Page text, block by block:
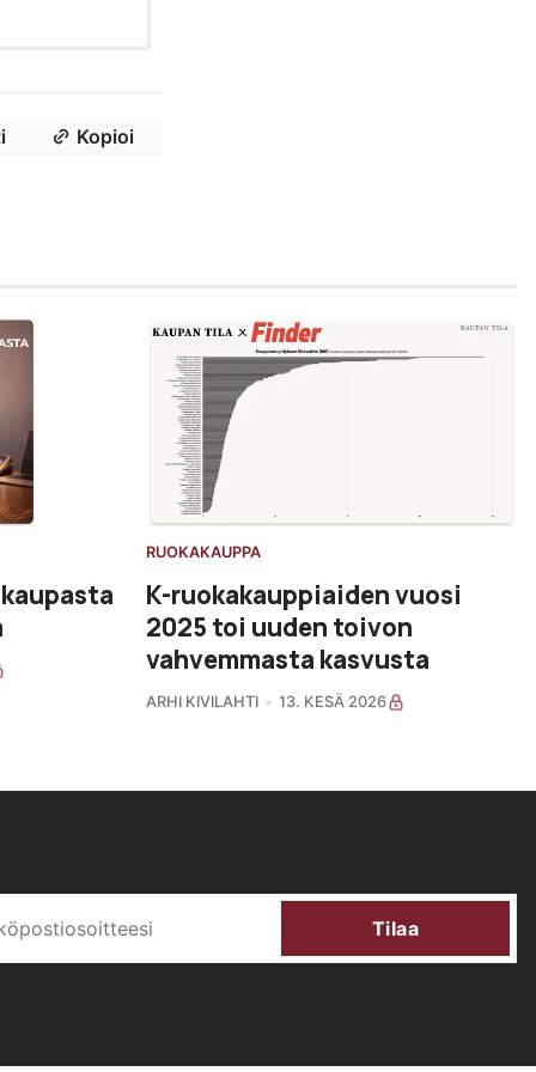
Kopioi
RUOKAKAUPPA
K-ruokakauppiaiden vuosi
2025 toi uuden toivon
vahvemmasta kasvusta
ARHI KIVILAHTI 13. KESÄ 2026
Tilaa